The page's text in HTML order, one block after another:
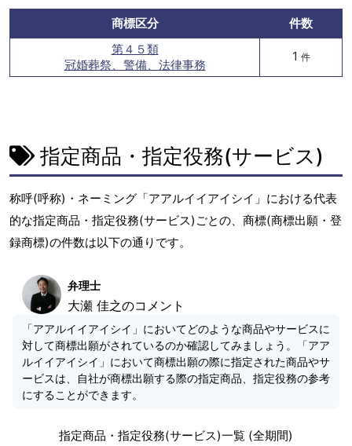
商標区分
件数
第４５類
冠婚葬祭、警備、法律事務
1 件
指定商品・指定役務(サービス)
称呼(呼称)・ネーミング「アアルイイアイシイ」における代表
的な指定商品・指定役務(サービス)ごとの、商標(商標出願・登
録商標)の件数は以下の通りです。
弁理士
大瀬 佳之のコメント
「アアルイイアイシイ」においてどのような商品やサービスに
対して商標出願がされているのか確認してみましょう。「アア
ルイイアイシイ」において商標出願の際に指定された商品やサ
ービスは、自社が商標出願する際の指定商品、指定役務の参考
にすることができます。
指定商品・指定役務(サービス)一覧 (全期間)